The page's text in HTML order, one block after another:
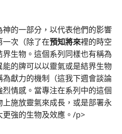
的一部分，以代表他們的影響
一次（除了在預知將來裡的時空
生物。這個系列同樣也有稱為
的牌可以以靈氣或是結界生物
獻力的機制（這我下週會談論
情感。當專注在系列中的這個
施放靈氣來成長，或是部署永
強的生物及效應。/p>